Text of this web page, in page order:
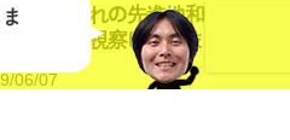
者受け入れの先進地和歌山
川地区に視察に行きました
06/07